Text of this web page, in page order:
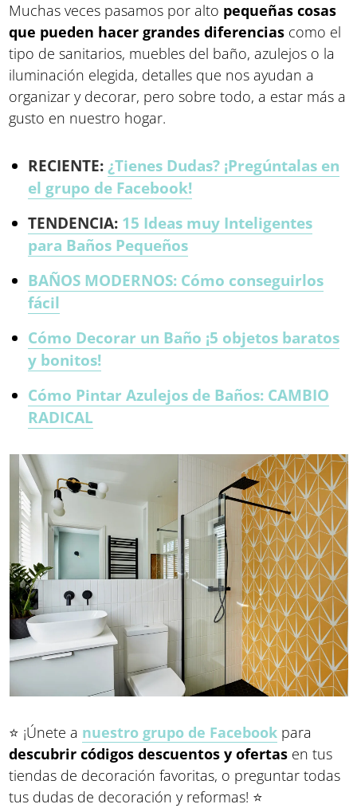
Muchas veces pasamos por alto pequeñas cosas
que pueden hacer grandes diferencias como el
tipo de sanitarios, muebles del baño, azulejos o la
iluminación elegida, detalles que nos ayudan a
organizar y decorar, pero sobre todo, a estar más a
gusto en nuestro hogar.
RECIENTE:¿Tienes Dudas? ¡Pregúntalas en
el grupo de Facebook!
TENDENCIA: 15 Ideas muy Inteligentes
para Baños Pequeños
BAÑOS MODERNOS: Cómo conseguirlos
fácil
Cómo Decorar un Baño ¡5 objetos baratos
y bonitos!
Cómo Pintar Azulejos de Baños: CAMBIO
RADICAL
⭐ ¡Únete a nuestro grupo de Facebook para
descubrir códigos descuentos y ofertas en tus
tiendas de decoración favoritas, o preguntar todas
tus dudas de decoración y reformas! ⭐